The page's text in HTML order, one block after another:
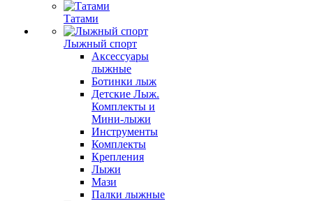
Татами
Лыжный спорт
Аксессуары
лыжные
Ботинки лыж
Детские Лыж.
Комплекты и
Мини-лыжи
Инструменты
Комплекты
Крепления
Лыжи
Мази
Палки лыжные